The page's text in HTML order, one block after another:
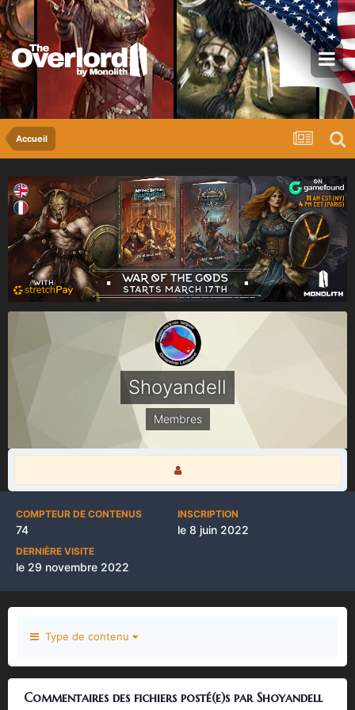
Accueil
Shoyandell
Membres
COMPTEUR DE CONTENUS
74
INSCRIPTION
le 8 juin 2022
DERNIÈRE VISITE
le 29 novembre 2022
Type de contenu
Commentaires des fichiers posté(e)s par Shoyandell